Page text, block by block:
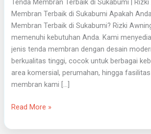
Tenda Membran Terbaik di Sukabumi |
Membran Terbaik di Sukabumi Apakah
Membran Terbaik di Sukabumi? Rizki
memenuhi kebutuhan Anda. Kami
jenis tenda membran dengan desain
berkualitas tinggi, cocok untuk berbagai
area komersial, perumahan, hingga
membran kami […]
Read More »